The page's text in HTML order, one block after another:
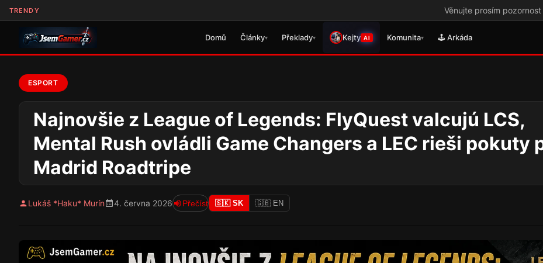
TRENDY Věnujte prosím pozornost tomuto odkazu
Domů Články▾ Překlady▾ Kejty AI Komunita▾ 🕹️ Arkáda
ESPORT
Najnovšie z League of Legends: FlyQuest valcujú LCS,
Mental Rush ovládli Game Changers a LEC rieši pokuty
Madrid Roadtripe
Lukáš *Haku* Murín 4. června 2026 Přečíst 🇸🇰 SK 🇬🇧 EN